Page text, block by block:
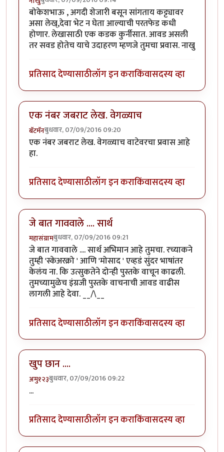
बोकेशभाऊ , अगदी शेजारी बसून सांगताय कट्ट्यावर
असा लेख्,देवा भेट न घेता आल्याची परतफेड कधी
होणार. लेखासाठी एक कडक कुर्नीसात. आवड असली
तर सवड होतेच याचे उदाहरण म्हणजे तुमचा प्रवास. नाखु
प्रतिसाद देण्यासाठीलॉग इन कराकिंवासदस्य व्हा
एक नंबर जबराट लेख. वेगळ्याच
बॅटमॅनबुधवार, 07/09/2016 09:20
एक नंबर जबराट लेख. वेगळ्याच वाटेवरचा प्रवास आहे
हा.
प्रतिसाद देण्यासाठीलॉग इन कराकिंवासदस्य व्हा
जे बात गाववाले .... सार्थ
महासंग्रामबुधवार, 07/09/2016 09:21
जे बात गाववाले .... सार्थ अभिमान आहे तुमचा. रच्याकने
तुम्ही 'स्केअरक्रो ' आणि 'मोसाद ' एव्हडं सुंदर भाषांतर
केलंय ना. कि उत्सुकतेने दोन्ही पुस्तके वाचून काढली.
तुमच्यामुळेच इंग्रजी पुस्तके वाचनाची आवड वाढीस
लागली आहे देवा. __/\__
प्रतिसाद देण्यासाठीलॉग इन कराकिंवासदस्य व्हा
खुप छान ....
अमु१२३बुधवार, 07/09/2016 09:22
...
प्रतिसाद देण्यासाठीलॉग इन कराकिंवासदस्य व्हा